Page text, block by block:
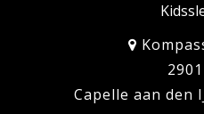
Capelle aan den